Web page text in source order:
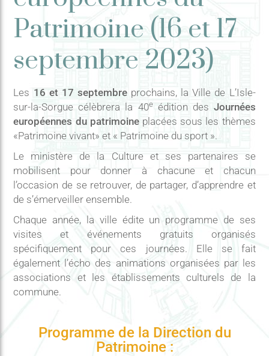
Patrimoine (16 et 17
septembre 2023)
Les 16 et 17 septembreprochains, la Ville de L’Isle-
sur-la-Sorgue célèbrera la 40eédition des Journées
européennes du patrimoineplacées sous les thèmes
«Patrimoine vivant» et « Patrimoine du sport ».
Le ministère de la Culture et ses partenaires se
mobilisent pour donner à chacune et chacun
l’occasion de se retrouver, de partager, d’apprendre et
de s’émerveiller ensemble.
Chaque année, la ville édite un programme de ses
visites et événements gratuits organisés
spécifiquement pour ces journées. Elle se fait
également l’écho des animations organisées par les
associations et les établissements culturels de la
commune.
Programme de la Direction du
Patrimoine :